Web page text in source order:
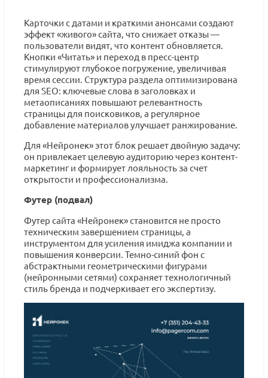
Карточки с датами и краткими анонсами создают
эффект «живого» сайта, что снижает отказы —
пользователи видят, что контент обновляется.
Кнопки «Читать» и переход в пресс-центр
стимулируют глубокое погружение, увеличивая
время сессии. Структура раздела оптимизирована
для SEO: ключевые слова в заголовках и
метаописаниях повышают релевантность
страницы для поисковиков, а регулярное
добавление материалов улучшает ранжирование.
Для «Нейронек» этот блок решает двойную задачу:
он привлекает целевую аудиторию через контент-
маркетинг и формирует лояльность за счет
открытости и профессионализма.
Футер (подвал)
Футер сайта «Нейронек» становится не просто
техническим завершением страницы, а
инструментом для усиления имиджа компании и
повышения конверсии. Темно-синий фон с
абстрактными геометрическими фигурами
(нейронными сетями) сохраняет технологичный
стиль бренда и подчеркивает его экспертизу.